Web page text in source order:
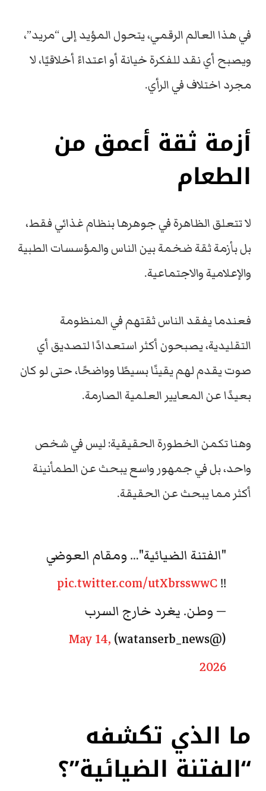
في هذا العالم الرقمي، يتحول المؤيد إلى “مريد”،
ويصبح أي نقد للفكرة خيانة أو اعتداءً أخلاقيًا، لا
مجرد اختلاف في الرأي.
أزمة ثقة أعمق من
الطعام
لا تتعلق الظاهرة في جوهرها بنظام غذائي فقط،
بل بأزمة ثقة ضخمة بين الناس والمؤسسات الطبية
والإعلامية والاجتماعية.
فعندما يفقد الناس ثقتهم في المنظومة
التقليدية، يصبحون أكثر استعدادًا لتصديق أي
صوت يقدم لهم يقينًا بسيطًا وواضحًا، حتى لو كان
بعيدًا عن المعايير العلمية الصارمة.
وهنا تكمن الخطورة الحقيقية: ليس في شخص
واحد، بل في جمهور واسع يبحث عن الطمأنينة
أكثر مما يبحث عن الحقيقة.
"الفتنة الضيائية"… ومقام العوضي
!!
pic.twitter.com/utXbrsswwC
— وطن. يغرد خارج السرب
(@watanserb_news)
May 14,
2026
ما الذي تكشفه
“الفتنة الضيائية”؟